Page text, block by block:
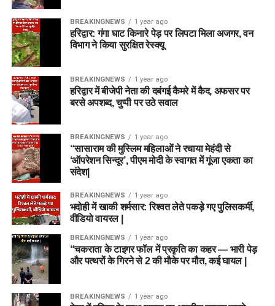
BREAKINGNEWS 1 year ago
हरिद्वार: गंगा घाट किनारे पेड़ पर लिपटा मिला अजगर, वन
विभाग ने किया सुरक्षित रेस्क्यू
BREAKINGNEWS 1 year ago
हरिद्वार में बीजेपी नेता की दबंगई कैमरे में कैद, अफसर पर
बरसे अपशब्द, चुप्पी पर उठे सवाल
BREAKINGNEWS 1 year ago
“सासाराम की मुस्लिम महिलाओं ने रचाया मेहंदी से
‘ऑपरेशन सिन्दूर’, पीएम मोदी के स्वागत में गूंजा एकता का
संदेश|
BREAKINGNEWS 1 year ago
भदोही में खाकी शर्मसार: रिश्वत लेते पकड़े गए पुलिसकर्मी,
वीडियो वायरल |
BREAKINGNEWS 1 year ago
“चकराता के टाइगर फॉल में प्रकृति का कहर — भारी पेड़
और पत्थरों के गिरने से 2 की मौके पर मौत, कई घायल |
BREAKINGNEWS 1 year ago